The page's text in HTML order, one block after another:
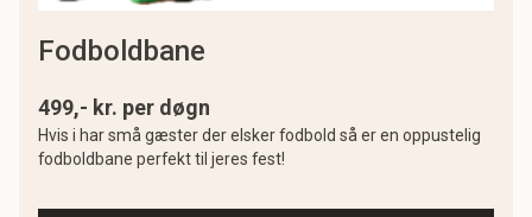
fodboldbane
499,- kr. per døgn
Hvis i har små gæster der elsker fodbold så er en oppustelig
fodboldbane perfekt til jeres fest!